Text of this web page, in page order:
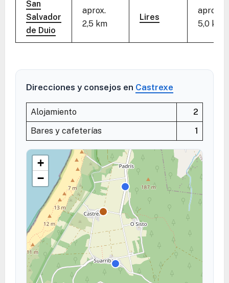
San
Salvador
de Duio
aprox.
2,5 km
Lires
aprox.
5,0 km
Direcciones y consejos en Castrexe
Alojamiento
2
Bares y cafeterías
1
+
−